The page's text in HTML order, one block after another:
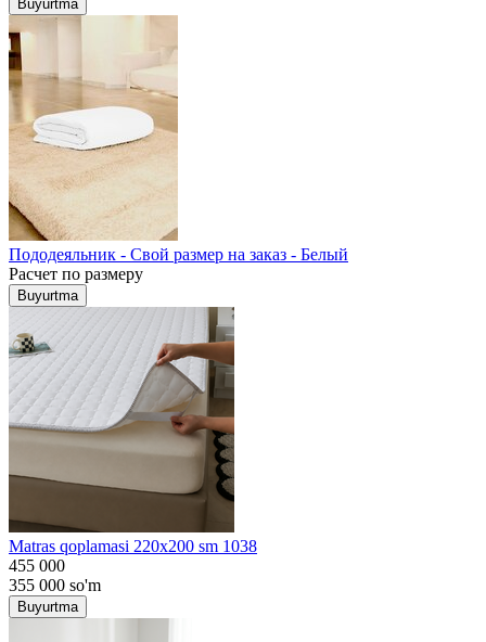
Buyurtma
Пододеяльник - Свой размер на заказ - Белый
Расчет по размеру
Buyurtma
Matras qoplamasi 220x200 sm 1038
455 000
355 000 so'm
Buyurtma